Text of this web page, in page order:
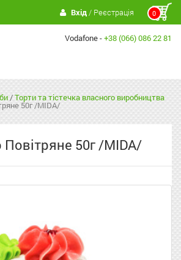
0
Вхід/ Реєстрація
Vodafone -+38 (066) 086 22 81
/Торти та тістечка власного виробництва
50г /MIDA/
Повітряне 50г /MIDA/